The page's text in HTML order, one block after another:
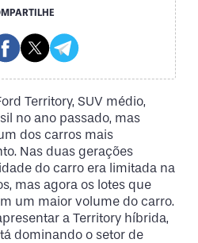
Territory, SUV médio,
no ano passado, mas
dos carros mais
Nas duas gerações
do carro era limitada na
mas agora os lotes que
um maior volume do carro.
a Territory híbrida,
dominando o setor de